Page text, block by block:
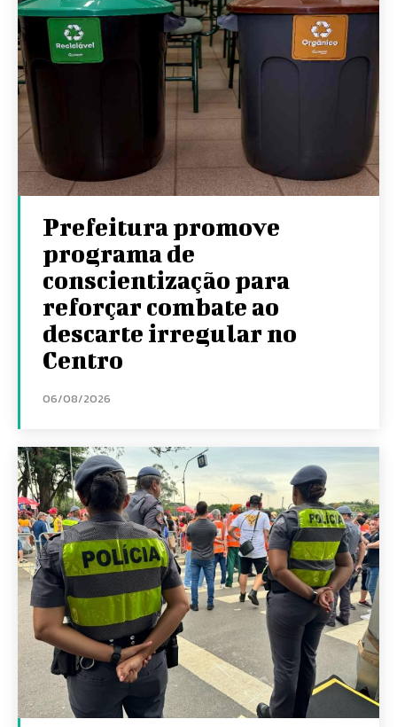
Prefeitura promove
programa de
conscientização para
reforçar combate ao
descarte irregular no
Centro
06/08/2026